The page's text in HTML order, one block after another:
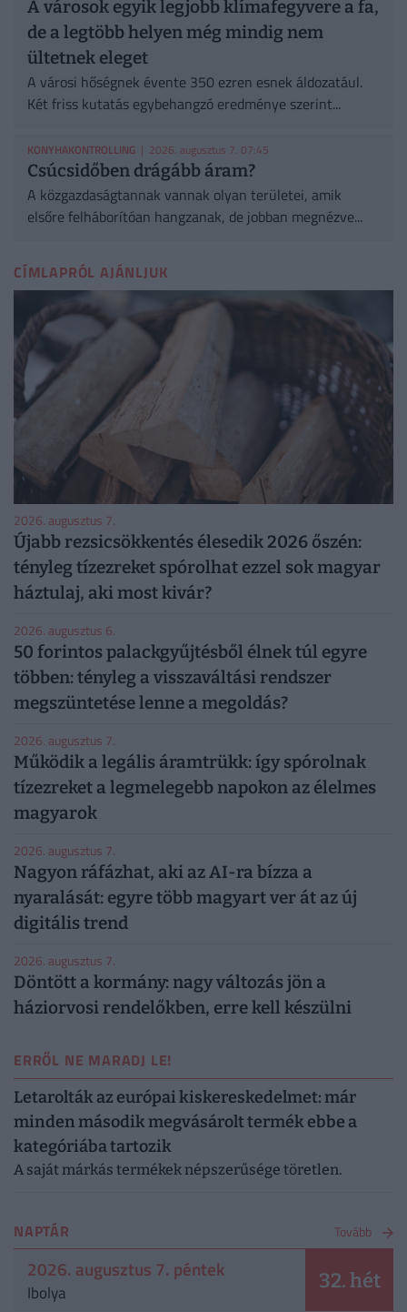
A városok egyik legjobb klímafegyvere a fa,
de a legtöbb helyen még mindig nem
ültetnek eleget
A városi hőségnek évente 350 ezren esnek áldozatául.
Két friss kutatás egybehangzó eredménye szerint...
KONYHAKONTROLLING | 2026. augusztus 7. 07:45
Csúcsidőben drágább áram?
A közgazdaságtannak vannak olyan területei, amik
elsőre felháborítóan hangzanak, de jobban megnézve...
CÍMLAPRÓL AJÁNLJUK
2026. augusztus 7.
Újabb rezsicsökkentés élesedik 2026 őszén:
tényleg tízezreket spórolhat ezzel sok magyar
háztulaj, aki most kivár?
2026. augusztus 6.
50 forintos palackgyűjtésből élnek túl egyre
többen: tényleg a visszaváltási rendszer
megszüntetése lenne a megoldás?
2026. augusztus 7.
Működik a legális áramtrükk: így spórolnak
tízezreket a legmelegebb napokon az élelmes
magyarok
2026. augusztus 7.
Nagyon ráfázhat, aki az AI-ra bízza a
nyaralását: egyre több magyart ver át az új
digitális trend
2026. augusztus 7.
Döntött a kormány: nagy változás jön a
háziorvosi rendelőkben, erre kell készülni
ERRŐL NE MARADJ LE!
Letarolták az európai kiskereskedelmet: már
minden második megvásárolt termék ebbe a
kategóriába tartozik
A saját márkás termékek népszerűsége töretlen.
NAPTÁR Tovább
2026. augusztus 7. péntek
Ibolya 32. hét